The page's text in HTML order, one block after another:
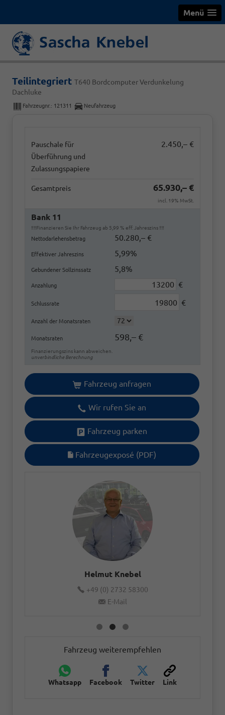
Menü
Teilintegriert T640 Bordcomputer Verdunkelung
Dachluke
Fahrzeugnr.: 121311 Neufahrzeug
Pauschale für
Überführung und
Zulassungspapiere
2.450,– €
Gesamtpreis 65.930,– €
incl. 19% MwSt.
Bank 11
‼️‼️Finanzieren Sie Ihr Fahrzeug ab 5,99 % eff. Jahreszins ‼️‼️
Nettodarlehensbetrag 50.280,– €
Effektiver Jahreszins 5,99%
Gebundener Sollzinssatz 5,8%
Anzahlung €
Schlussrate €
Anzahl der Monatsraten
Monatsraten 598,– €
Finanzierungszins kann abweichen.
unverbindliche Berechnung
Fahrzeug anfragen
Wir rufen Sie an
Fahrzeug parken
Fahrzeugexposé (PDF)
Helmut Knebel
+49 (0) 2732 58300
E-Mail
Fahrzeug weiterempfehlen
Whatsapp Facebook Twitter Link